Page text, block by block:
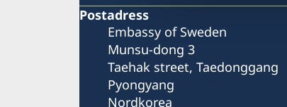
Postadress
Embassy of Sweden
Munsu-dong 3
Taehak street, Taedonggang
Pyongyang
Nordkorea